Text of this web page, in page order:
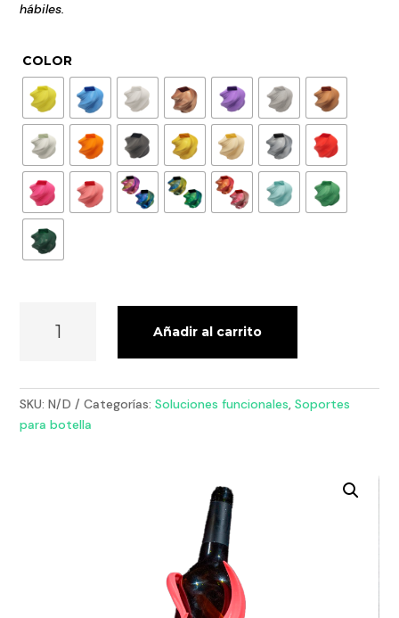
hábiles.
COLOR
BOTELLA
ATTITUDE
CANTIDAD
Añadir al carrito
SKU:N/D Categorías:Soluciones funcionales,Soportes
para botella